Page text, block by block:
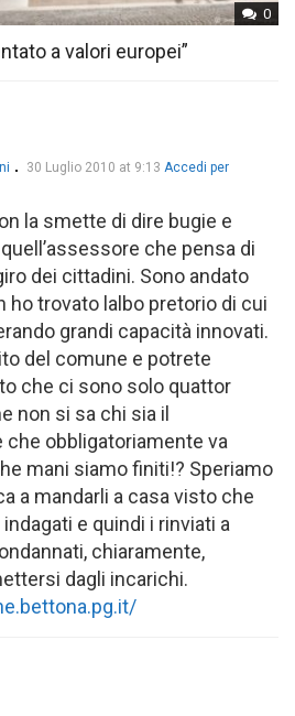
0
a valori europei”
30 Luglio 2010 at 9:13 Accedi per
la smette di dire bugie e
che pensa di
dei cittadini. Sono andato
ho trovato lalbo pretorio di cui
grandi capacità innovati.
del comune e potrete
che ci sono solo quattor
non si sa chi sia il
che obbligatoriamente va
mani siamo finiti!? Speriamo
a mandarli a casa visto che
e quindi i rinviati a
chiaramente,
dagli incarichi.